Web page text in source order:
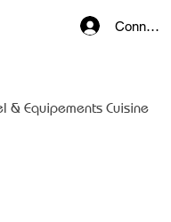
Connexion
& Equipements Cuisine